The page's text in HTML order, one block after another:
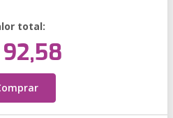
total:
92,58